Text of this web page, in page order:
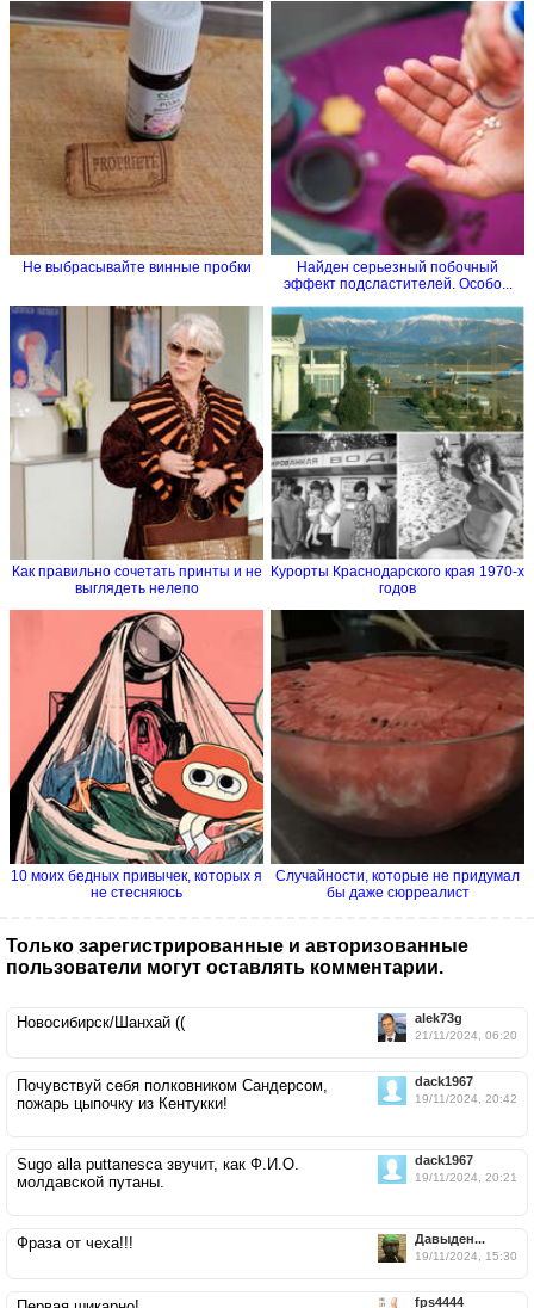
Не выбрасывайте винные пробки
Найден серьезный побочный
эффект подсластителей. Особо...
Как правильно сочетать принты и не
выглядеть нелепо
Курорты Краснодарского края 1970-х
годов
10 моих бедных привычек, которых я
не стесняюсь
Случайности, которые не придумал
бы даже сюрреалист
Только зарегистрированные и авторизованные
пользователи могут оставлять комментарии.
alek73g
21/11/2024, 06:20
Новосибирск/Шанхай ((
dack1967
19/11/2024, 20:42
Почувствуй себя полковником Сандерсом,
пожарь цыпочку из Кентукки!
dack1967
19/11/2024, 20:21
Sugo alla puttanesca звучит, как Ф.И.О.
молдавской путаны.
Давыден...
19/11/2024, 15:30
Фраза от чеха!!!
fps4444